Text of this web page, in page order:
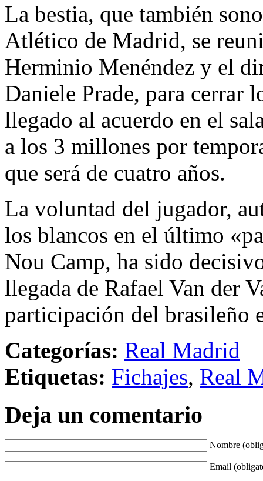
La bestia, que también
Atlético de Madrid, se
Herminio Menéndez y el
Daniele Prade, para cerrar
llegado al acuerdo en el
a los 3 millones por
que será de cuatro años.
La voluntad del jugador,
los blancos en el último
Nou Camp, ha sido
llegada de Rafael Van der
participación del brasileño
Categorías: Real Madrid
Etiquetas: Fichajes, Real
Deja un comentario
Nombre
Email